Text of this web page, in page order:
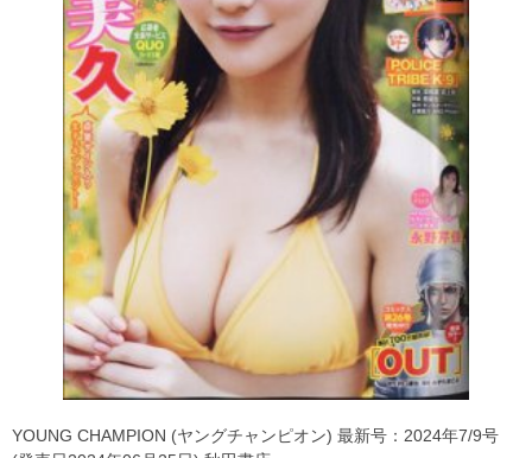
YOUNG CHAMPION (ヤングチャンピオン) 最新号：2024年7/9号